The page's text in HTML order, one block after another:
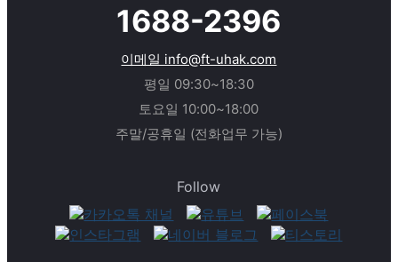
1688-2396
이메일 info@ft-uhak.com
평일 09:30~18:30
토요일 10:00~18:00
주말/공휴일 (전화업무 가능)
Follow